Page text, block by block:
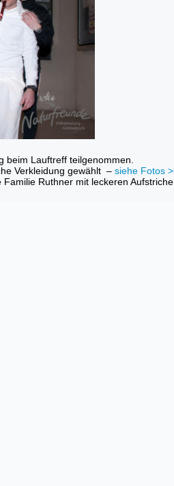
beim Lauftreff teilgenommen.
Verkleidung gewählt – siehe Fotos
Ruthner mit leckeren